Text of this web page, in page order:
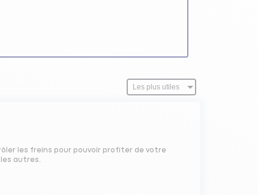
les freins pour pouvoir profiter de votre
autres.